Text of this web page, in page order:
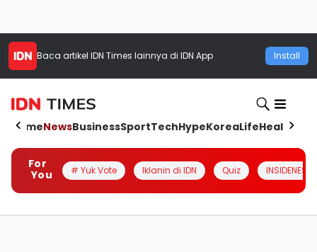
Baca artikel IDN Times lainnya di IDN App Install
HomeNewsBusinessSportTechHypeKoreaLifeHealth
For
You
# Yuk Vote Iklanin di IDN Quiz INSIDENESIA